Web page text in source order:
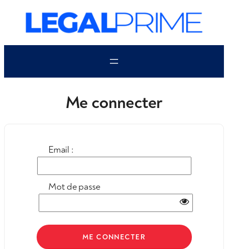
contenu
Me connecter
Email :
Mot de passe